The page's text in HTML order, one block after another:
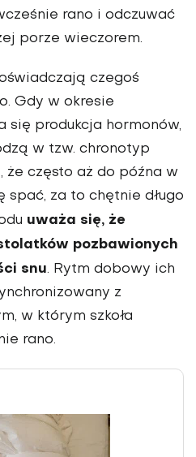
rano i odczuwać
porze wieczorem.
czegoś
Gdy w okresie
się produkcja hormonów,
w tzw. chronotyp
że często aż do późna w
spać, za to chętnie długo
uważa się, że
pozbawionych
snu. Rytm dobowy ich
z
w którym szkoła
rano.